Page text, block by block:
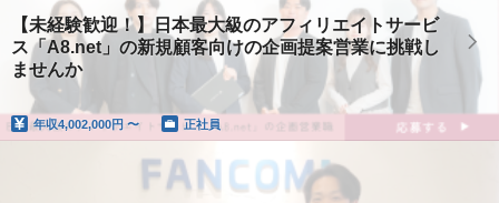
【未経験歓迎！】日本最大級のアフィリエイトサービ
ス「A8.net」の新規顧客向けの企画提案営業に挑戦し
ませんか
年収4,002,000円 〜 正社員